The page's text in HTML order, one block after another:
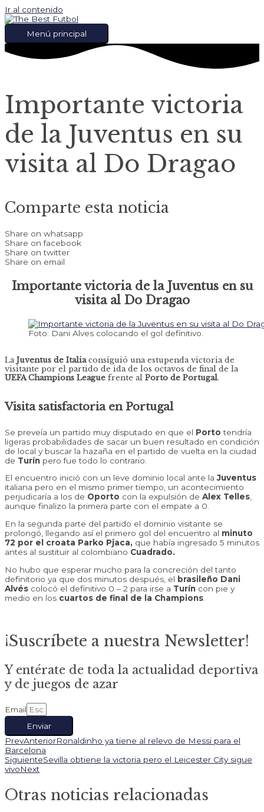
Ir al contenido
Menú principal
Importante victoria
de la Juventus en su
visita al Do Dragao
Comparte esta noticia
Share on whatsapp
Share on facebook
Share on twitter
Share on email
Importante victoria de la Juventus en su
visita al Do Dragao
Foto: Dani Alves colocando el gol definitivo.
La Juventus de Italiaconsiguió una estupenda victoria de
visitante por el partido de ida de los octavos de final de la
UEFA Champions League frente al Porto de Portugal.
Visita satisfactoria en Portugal
Se preveía un partido muy disputado en que el Porto tendría
ligeras probabilidades de sacar un buen resultado en condición
de local y buscar la hazaña en el partido de vuelta en la ciudad
de Turín pero fue todo lo contrario.
El encuentro inició con un leve dominio local ante laJuventus
italiana pero en el mismo primer tiempo, un acontecimiento
perjudicaría a los de Oporto con la expulsión de Alex Telles,
aunque finalizo la primera parte con el empate a 0.
En la segunda parte del partido el dominio visitante se
prolongó, llegando así el primero gol del encuentro al minuto
72 por el croata Parko Pjaca, que había ingresado 5 minutos
antes al sustituir al colombiano Cuadrado.
No hubo que esperar mucho para la concreción del tanto
definitorio ya que dos minutos después, el brasileño Dani
Alvés colocó el definitivo 0 – 2 para irse a Turín con pie y
medio en los cuartos de final de la Champions
¡Suscríbete a nuestra Newsletter!
Y entérate de toda la actualidad deportiva
y de juegos de azar
Email
Enviar
PrevAnteriorRonaldinho ya tiene al relevo de Messi para el
Barcelona
SiguienteSevilla obtiene la victoria pero el Leicester City sigue
vivoNext
Otras noticias relacionadas